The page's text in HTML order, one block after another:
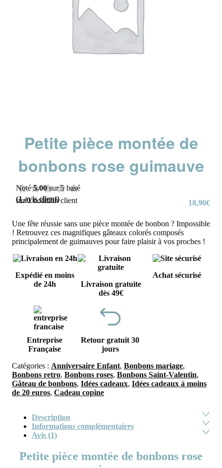
Petite pièce montée de
bonbons rose guimauve
Noté5.00 sur 5 basé
sur1notation client
(1avis client) 18,90€
Une fête réussie sans une pièce montée de bonbon ? Impossible
! Retrouvez ces magnifiques gâteaux colorés composés
principalement de guimauves pour faire plaisir à vos proches !
Expédié en moins
de 24h
Livraison gratuite
dès 49€
Achat sécurisé
Entreprise
Française
Retour gratuit 30
jours
Catégories : Anniversaire Enfant, Bonbons mariage,
Bonbons retro, Bonbons roses, Bonbons Saint-Valentin,
Gâteau de bonbons, Idées cadeaux, Idées cadeaux à moins
de 20 euros, Cadeau copine
Description
Informations complémentaires
Avis (1)
Petite pièce montée de bonbons rose